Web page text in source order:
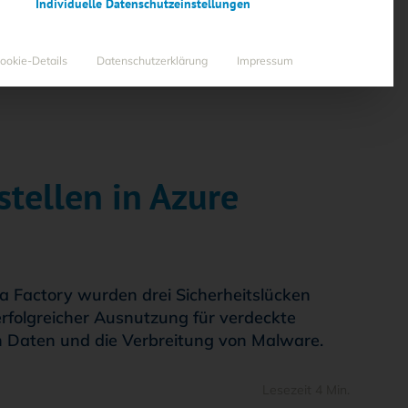
in Azure
wurden drei Sicherheitslücken
Ausnutzung für verdeckte
und die Verbreitung von Malware.
Details Datenschutzerklärung Impressum